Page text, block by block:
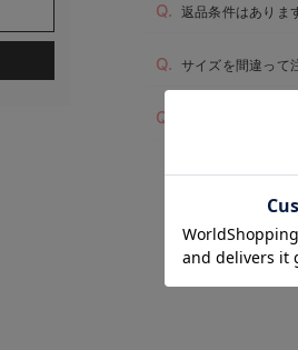
返品条件はありま
サイズを間違って
届いた商品に不具